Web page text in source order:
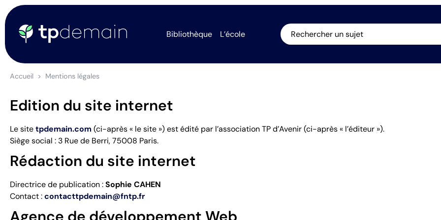
Bibliothèque L’école Rechercher un sujet
Accueil Mentions légales
Edition du site internet
Le sitetpdemain.com (ci-après « le site ») est édité par l’association TP d’Avenir (ci-après « l’éditeur »).
Siège social : 3 Rue de Berri, 75008 Paris.
Rédaction du site internet
Directrice de publication :Sophie CAHEN
Contact :contacttpdemain@fntp.fr